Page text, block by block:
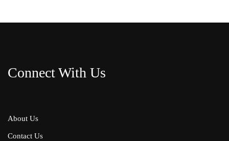
Connect With Us
About Us
Contact Us